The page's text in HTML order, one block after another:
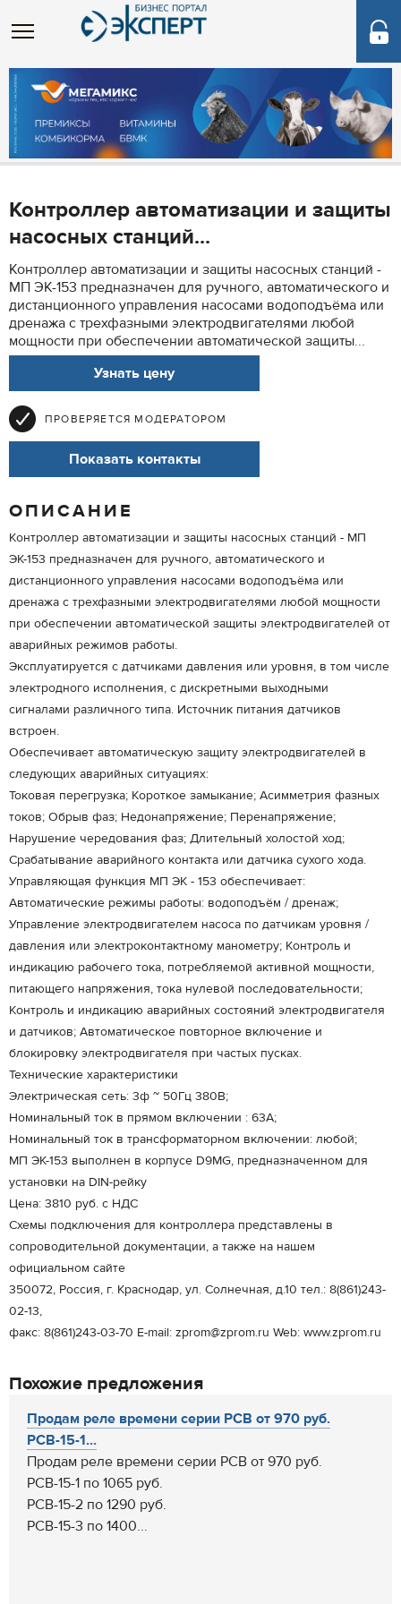
Контроллер автоматизации и защиты
насосных станций...
Контроллер автоматизации и защиты насосных станций -
МП ЭК-153 предназначен для ручного, автоматического и
дистанционного управления насосами водоподъёма или
дренажа с трехфазными электродвигателями любой
мощности при обеспечении автоматической защиты...
Узнать цену
ПРОВЕРЯЕТСЯ МОДЕРАТОРОМ
Показать контакты
ОПИСАНИЕ
Контроллер автоматизации и защиты насосных станций - МП
ЭК-153 предназначен для ручного, автоматического и
дистанционного управления насосами водоподъёма или
дренажа с трехфазными электродвигателями любой мощности
при обеспечении автоматической защиты электродвигателей от
аварийных режимов работы.
Эксплуатируется с датчиками давления или уровня, в том числе
электродного исполнения, с дискретными выходными
сигналами различного типа. Источник питания датчиков
встроен.
Обеспечивает автоматическую защиту электродвигателей в
следующих аварийных ситуациях:
Токовая перегрузка; Короткое замыкание; Асимметрия фазных
токов; Обрыв фаз; Недонапряжение; Перенапряжение;
Нарушение чередования фаз; Длительный холостой ход;
Срабатывание аварийного контакта или датчика сухого хода.
Управляющая функция МП ЭК - 153 обеспечивает:
Автоматические режимы работы: водоподъём / дренаж;
Управление электродвигателем насоса по датчикам уровня /
давления или электроконтактному манометру; Контроль и
индикацию рабочего тока, потребляемой активной мощности,
питающего напряжения, тока нулевой последовательности;
Контроль и индикацию аварийных состояний электродвигателя
и датчиков; Автоматическое повторное включение и
блокировку электродвигателя при частых пусках.
Технические характеристики
Электрическая сеть: 3ф ~ 50Гц 380В;
Номинальный ток в прямом включении : 63А;
Номинальный ток в трансформаторном включении: любой;
МП ЭК-153 выполнен в корпусе D9MG, предназначенном для
установки на DIN-рейку
Цена: 3810 руб. с НДС
Схемы подключения для контроллера представлены в
сопроводительной документации, а также на нашем
официальном сайте
350072, Россия, г. Краснодар, ул. Солнечная, д.10 тел.: 8(861)243-
02-13,
факс: 8(861)243-03-70 E-mail: zprom@zprom.ru Web: www.zprom.ru
Похожие предложения
Продам реле времени серии РСВ от 970 руб.
РСВ-15-1...
Продам реле времени серии РСВ от 970 руб.
РСВ-15-1 по 1065 руб.
РСВ-15-2 по 1290 руб.
РСВ-15-3 по 1400...